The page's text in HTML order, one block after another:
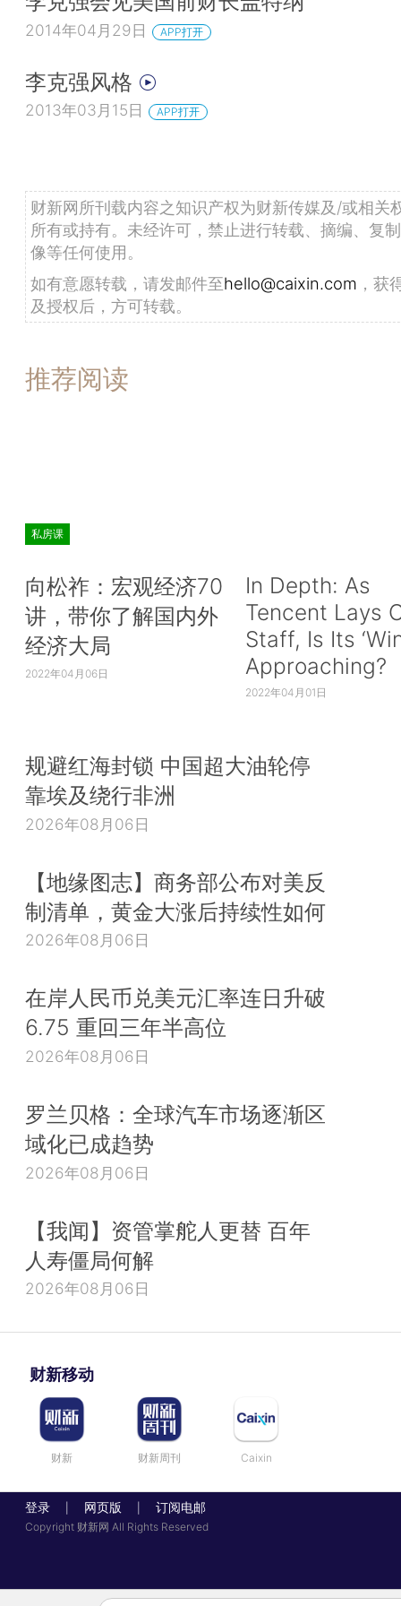
2014年04月29日 APP打开
李克强风格
2013年03月15日 APP打开
财新网所刊载内容之知识产权为财新传媒及/或相关
所有或持有。未经许可，禁止进行转载、摘编、复
像等任何使用。
如有意愿转载，请发邮件至hello@caixin.com ，获
及授权后，方可转载。
推荐阅读
私房课
向松祚：宏观经济70
讲，带你了解国内外
经济大局
2022年04月06日
In Depth: As
Tencent Lays
Staff, Is Its
Approaching?
2022年04月01日
规避红海封锁 中国超大油轮停
靠埃及绕行非洲
2026年08月06日
【地缘图志】商务部公布对美反
制清单，黄金大涨后持续性如何
2026年08月06日
在岸人民币兑美元汇率连日升破
6.75 重回三年半高位
2026年08月06日
罗兰贝格：全球汽车市场逐渐区
域化已成趋势
2026年08月06日
【我闻】资管掌舵人更替 百年
人寿僵局何解
2026年08月06日
财新移动
财新 财新周刊 Caixin
登录 网页版 订阅电邮
Copyright 财新网 All Rights Reserved